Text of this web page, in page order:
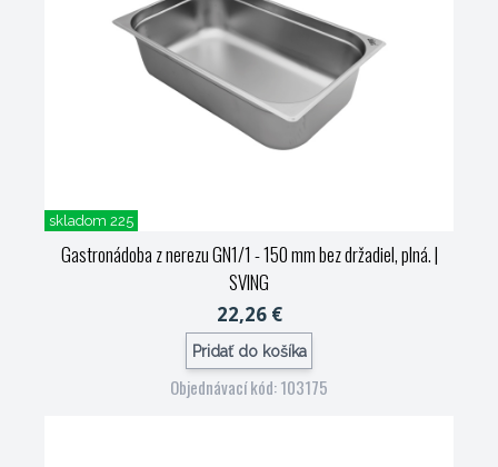
skladom 225
Gastronádoba z nerezu GN1/1 - 150 mm bez držadiel, plná.|
SVING
22,26 €
Pridať do košíka
Objednávací kód: 103175